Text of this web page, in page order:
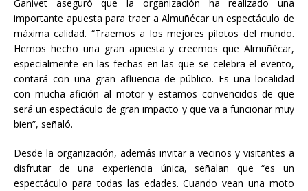
Ganivet aseguró que la organización ha realizado una
importante apuesta para traer a Almuñécar un espectáculo de
máxima calidad. “Traemos a los mejores pilotos del mundo.
Hemos hecho una gran apuesta y creemos que Almuñécar,
especialmente en las fechas en las que se celebra el evento,
contará con una gran afluencia de público. Es una localidad
con mucha afición al motor y estamos convencidos de que
será un espectáculo de gran impacto y que va a funcionar muy
bien”, señaló.
Desde la organización, además invitar a vecinos y visitantes a
disfrutar de una experiencia única, señalan que “es un
espectáculo para todas las edades. Cuando vean una moto